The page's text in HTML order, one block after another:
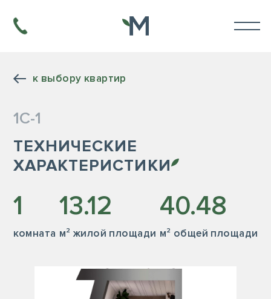
к выбору квартир
1С-1
ТЕХНИЧЕСКИЕ
ХАРАКТЕРИСТИКИ
1
комната
13.12
м² жилой площади
40.48
м² общей площади